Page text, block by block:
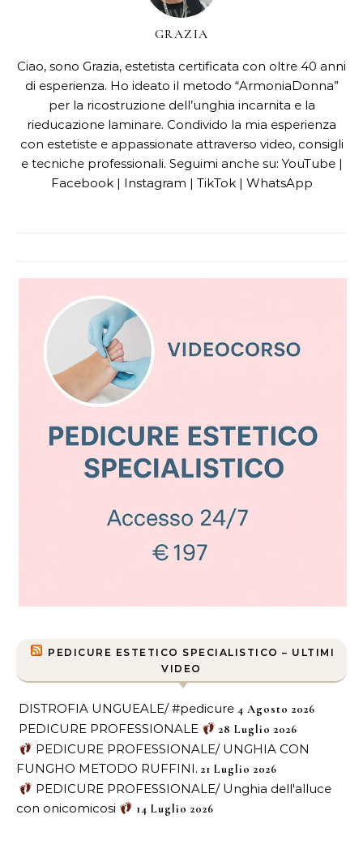
GRAZIA
Ciao, sono Grazia, estetista certificata con oltre 40 anni
di esperienza. Ho ideato il metodo “ArmoniaDonna”
per la ricostruzione dell’unghia incarnita e la
rieducazione laminare. Condivido la mia esperienza
con estetiste e appassionate attraverso video, consigli
e tecniche professionali. Seguimi anche su: YouTube |
Facebook | Instagram | TikTok | WhatsApp
PEDICURE ESTETICO SPECIALISTICO – ULTIMI
VIDEO
DISTROFIA UNGUEALE/ #pedicure 4 Agosto 2026
PEDICURE PROFESSIONALE 28 Luglio 2026
PEDICURE PROFESSIONALE/ UNGHIA CON
FUNGHO METODO RUFFINI. 21 Luglio 2026
PEDICURE PROFESSIONALE/ Unghia dell'alluce
con onicomicosi
14 Luglio 2026